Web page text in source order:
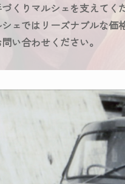
くりマルシェを支えてく
ェではリーズナブルな価
い合わせください。